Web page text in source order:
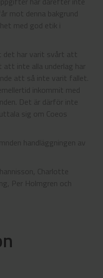
mot denna bakgrund
med god etik i
det har varit svårt att
inte alla underlag har
att så inte varit fallet.
inkommit med
Det är därför inte
sig om Coeos
handläggningen av
Charlotte
Per Holmgren och